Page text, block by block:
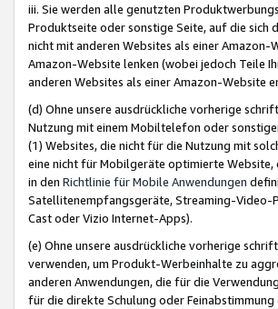
iii. Sie werden alle genutzten
Produktseite oder sonstige Seite, auf die
nicht mit anderen Websites als einer
Amazon-Website lenken (wobei jedoch Teile
anderen Websites als einer Amazon-Website
(d) Ohne unsere ausdrückliche vorherige
Nutzung mit einem Mobiltelefon oder
(1) Websites, die nicht für die Nutzung mit
eine nicht für Mobilgeräte optimierte
in den Richtlinie für Mobile Anwendungen
Satellitenempfangsgeräte, Streaming-Video-
Cast oder Vizio Internet-Apps).
(e) Ohne unsere ausdrückliche vorherige
verwenden, um Produkt-Werbeinhalte zu
anderen Anwendungen, die für die
für die direkte Schulung oder